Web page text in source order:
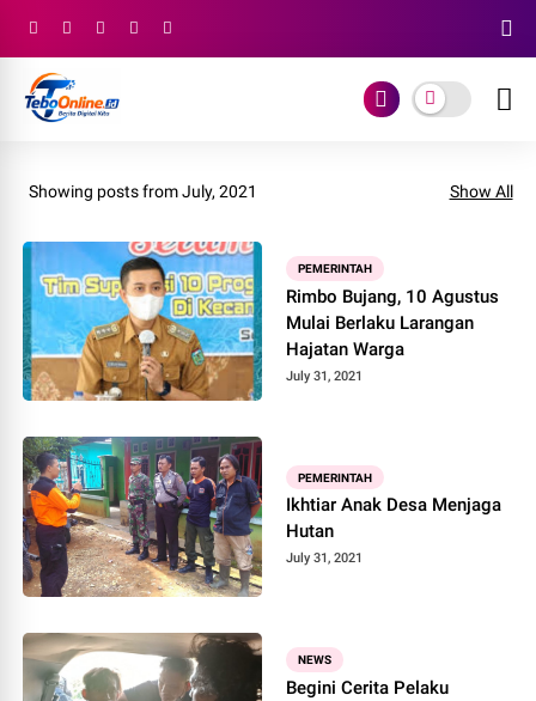
Showing posts from July, 2021 Show All
PEMERINTAH
Rimbo Bujang, 10 Agustus
Mulai Berlaku Larangan
Hajatan Warga
July 31, 2021
PEMERINTAH
Ikhtiar Anak Desa Menjaga
Hutan
July 31, 2021
NEWS
Begini Cerita Pelaku